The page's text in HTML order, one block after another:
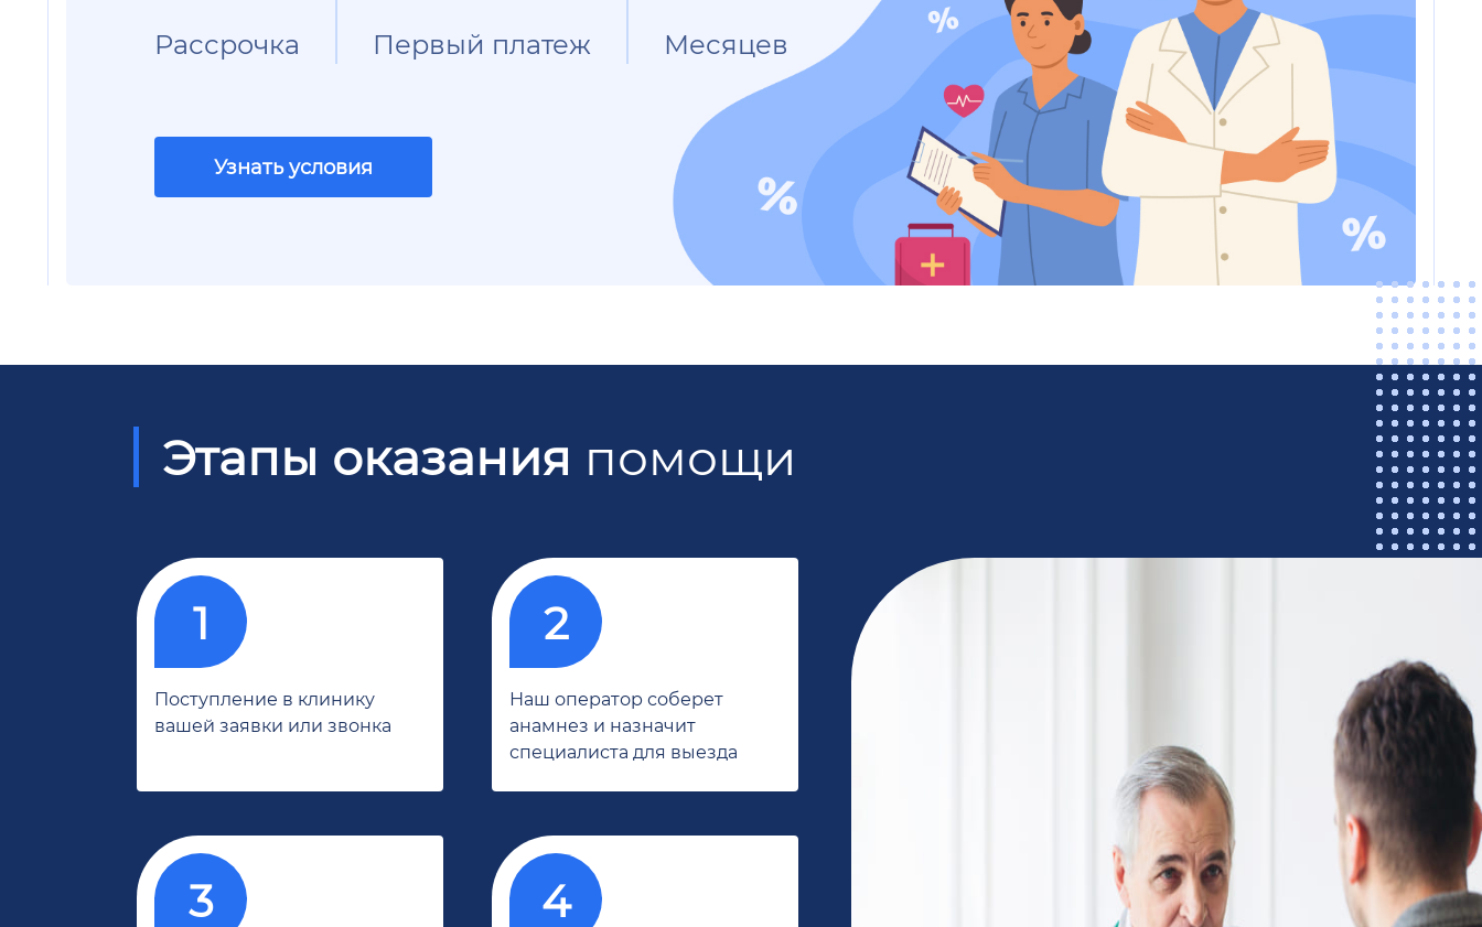
Рассрочка Первый платеж Месяцев
Узнать условия
Этапы оказания помощи
Поступление в клинику
вашей заявки или звонка
Наш оператор соберет
анамнез и назначит
специалиста для выезда